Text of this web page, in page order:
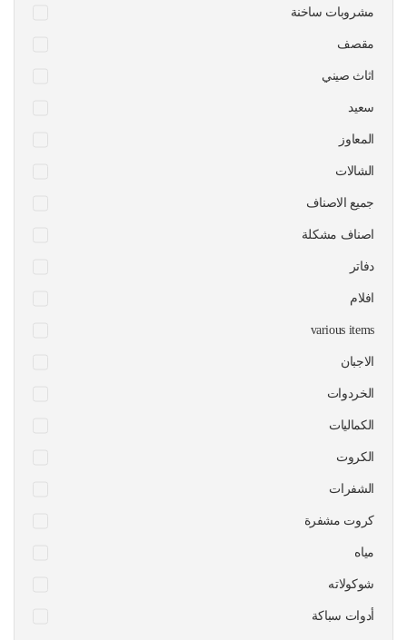
مشروبات ساخنة
مقصف
اثاث صيني
سعيد
المعاوز
الشالات
جميع الاصناف
اصناف مشكلة
دفاتر
افلام
various items
الاجبان
الخردوات
الكماليات
الكروت
الشفرات
كروت مشفرة
مياه
شوكولاته
أدوات سباكة